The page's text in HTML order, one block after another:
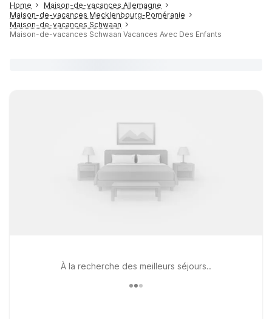
Home
Maison-de-vacances Allemagne
Maison-de-vacances Mecklenbourg-Poméranie
Maison-de-vacances Schwaan
Maison-de-vacances Schwaan Vacances Avec Des Enfants
À la recherche des meilleurs séjours..